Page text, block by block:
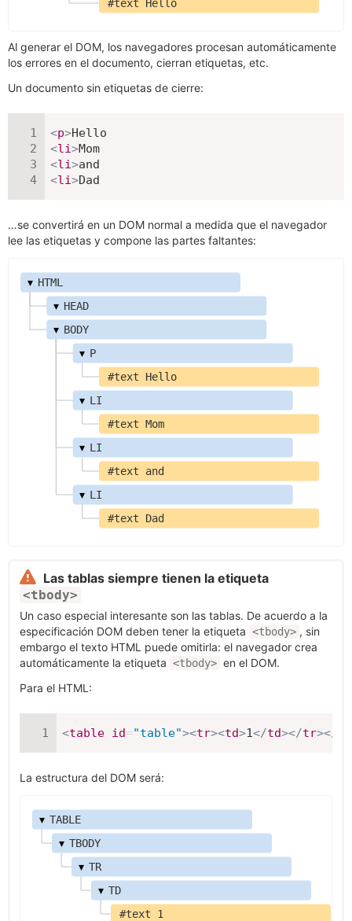
#text Hello
Al generar el DOM, los navegadores procesan automáticamente
los errores en el documento, cierran etiquetas, etc.
Un documento sin etiquetas de cierre:
<p>
<li>
<li>
<li>Dad
…se convertirá en un DOM normal a medida que el navegador
lee las etiquetas y compone las partes faltantes:
▾ HTML
▾ HEAD
▾ BODY
▾ P
#text Hello
▾ LI
#text Mom
▾ LI
#text and
▾ LI
#text Dad
Las tablas siempre tienen la etiqueta
<tbody>
Un caso especial interesante son las tablas. De acuerdo a la
especificación DOM deben tener la etiqueta <tbody> , sin
embargo el texto HTML puede omitirla: el navegador crea
automáticamente la etiqueta <tbody> en el DOM.
Para el HTML:
<table id="table"><tr><td>1</td></tr></
La estructura del DOM será:
▾ TABLE
▾ TBODY
▾ TR
▾ TD
#text 1